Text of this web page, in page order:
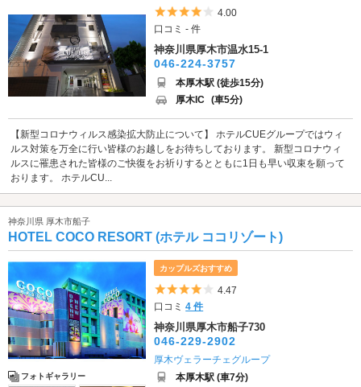
5つ星のうち4
4.00
口コミ - 件
神奈川県厚木市温水15-1
046-224-3757
本厚木駅 (徒歩15分)
厚木IC (車5分)
【新型コロナウィルス感染拡大防止について】 ホテルCUEグループではウィ
ルス対策を万全に行い皆様のお越しをお待ちしております。 新型コロナウィ
ルスに罹患された皆様のご快復をお祈りするとともに1日も早い収束を願って
おります。 ホテルCU...
神奈川県 厚木市船子
HOTEL COCO RESORT (ホテル ココリゾート)
フォトギャラリー
カップルズおすすめ
5つ星のうち4
4.47
口コミ4 件
神奈川県厚木市船子730
046-229-2902
厚木ヴェラーチェグループ
本厚木駅 (車7分)